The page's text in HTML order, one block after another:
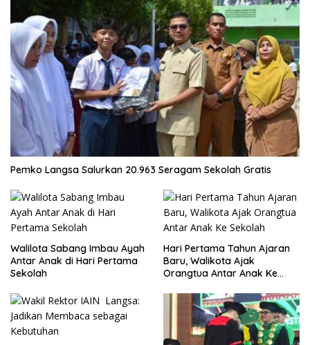
Pemko Langsa Salurkan 20.963 Seragam Sekolah Gratis
Walilota Sabang Imbau Ayah
Antar Anak di Hari Pertama
Sekolah
Hari Pertama Tahun Ajaran
Baru, Walikota Ajak
Orangtua Antar Anak Ke